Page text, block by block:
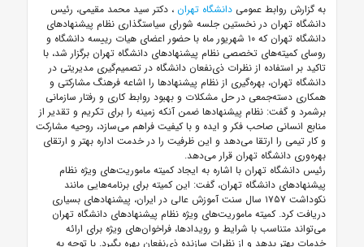
به گزارش روابط عمومی دانشگاه تهران ، دکتر سید محمد مقیمی، رئیس
دانشگاه تهران در نخستین جلسه شورای سیاستگذاری نظام پیشنهادهای
دانشگاه تهران که ۱۰ شهریور ماه با حضور اعضای هیات رییسه دانشگاه و
روسای کمیته‌های تخصصی نظام پیشنهادهای دانشگاه تهران برگزار شد، با
تاکید بر استفاده از نظرات ذی‌نفعان دانشگاه در تصمیم‌گیری مدیریتی در
دانشگاه تهران، بهره‌گیری از نظام پیشنهادها را اشاعه فرهنگ مشارکتی و
همکاری دسته‌جمعی در حل مشکلات و بهبود روابط کاری و رفتار سازمانی
برشمرد و گفت: نظام پیشنهادها ضمن آنکه زمینه را برای تکریم و تقدیر از
منابع انسانی صاحب فکر و ایده و با کیفیت فراهم می‌سازد، روحیه مشارکت
و کار تیمی را ارتقا می‌دهد و این ظرفیت را در خدمت اداره بهتر و ارتقای
بهره‌وری دانشگاه تهران قرار می‌دهد.
رئیس دانشگاه تهران با اشاره به ایجاد کمیته ماموریت‌های ویژه نظام
پیشنهادهای دانشگاه تهران، گفت: این کمیته برای برنامه‌هایی مانند
نکوداشت ۱۷۵۷ سال سنت آموزش عالی در ایران، پیشنهادهای بسیاری
دریافت کرد. کمیته ماموریت‌های ویژه نظام پیشنهادهای دانشگاه تهران
می‌تواند متناسب با شرایط و رویدادها، فراخوان‌های ویژه برای ارائه
خدمات بهتر بدهد و از نظرات سازنده ذی‌نفعان بهره بگیرد. با توجه به